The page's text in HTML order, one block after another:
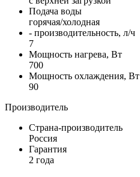
Подача воды
горячая/холодная
- производительность, л/ч
7
Мощность нагрева, Вт
700
Мощность охлаждения, Вт
90
Производитель
Страна-производитель
Россия
Гарантия
2 года